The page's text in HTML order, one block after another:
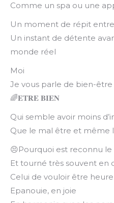
Comme un spa ou une
Un moment de répit
Un instant de détente
monde réel
Moi
Je vous parle de bien-être
🌈𝐄𝐓𝐑𝐄 𝐁𝐈𝐄𝐍
Qui semble avoir moins
Que le mal être et même
😣Pourquoi est reconnu
Et tourné très souvent en
Celui de vouloir être
Epanouie, en joie